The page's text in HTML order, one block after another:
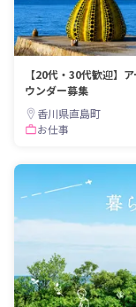
【20代・30代歓迎】
ウンダー募集
香川県直島町
お仕事